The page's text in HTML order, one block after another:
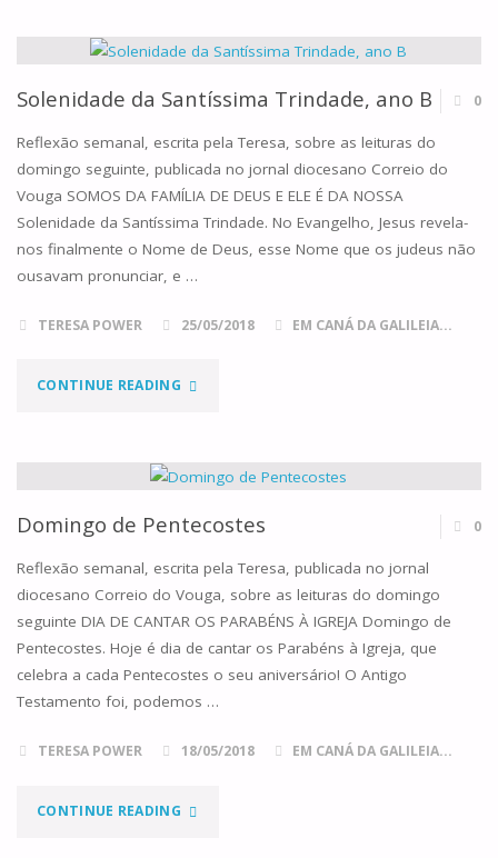
DO
TEMPO
COMUM
ANO
B"
Solenidade da Santíssima Trindade, ano B 0
Reflexão semanal, escrita pela Teresa, sobre as leituras do
domingo seguinte, publicada no jornal diocesano Correio do
Vouga SOMOS DA FAMÍLIA DE DEUS E ELE É DA NOSSA
Solenidade da Santíssima Trindade. No Evangelho, Jesus revela-
nos finalmente o Nome de Deus, esse Nome que os judeus não
ousavam pronunciar, e …
TERESA POWER 25/05/2018 EM CANÁ DA GALILEIA...
CONTINUE READING"SOLENIDADE
SANTÍSSIMA
TRINDADE,
ANO
B"
Domingo de Pentecostes 0
Reflexão semanal, escrita pela Teresa, publicada no jornal
diocesano Correio do Vouga, sobre as leituras do domingo
seguinte DIA DE CANTAR OS PARABÉNS À IGREJA Domingo de
Pentecostes. Hoje é dia de cantar os Parabéns à Igreja, que
celebra a cada Pentecostes o seu aniversário! O Antigo
Testamento foi, podemos …
TERESA POWER 18/05/2018 EM CANÁ DA GALILEIA...
CONTINUE READING"DOMINGO